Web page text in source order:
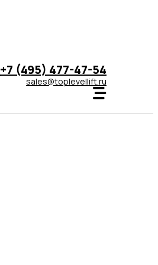
+7 (495) 477-47-54
sales@toplevellift.ru